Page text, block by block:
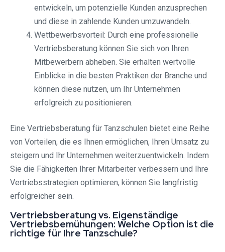
entwickeln, um potenzielle Kunden anzusprechen
und diese in zahlende Kunden umzuwandeln.
Wettbewerbsvorteil: Durch eine professionelle
Vertriebsberatung können Sie sich von Ihren
Mitbewerbern abheben. Sie erhalten wertvolle
Einblicke in die besten Praktiken der Branche und
können diese nutzen, um Ihr Unternehmen
erfolgreich zu positionieren.
Eine Vertriebsberatung für Tanzschulen bietet eine Reihe
von Vorteilen, die es Ihnen ermöglichen, Ihren Umsatz zu
steigern und Ihr Unternehmen weiterzuentwickeln. Indem
Sie die Fähigkeiten Ihrer Mitarbeiter verbessern und Ihre
Vertriebsstrategien optimieren, können Sie langfristig
erfolgreicher sein.
Vertriebsberatung vs. Eigenständige
Vertriebsbemühungen: Welche Option ist die
richtige für Ihre Tanzschule?